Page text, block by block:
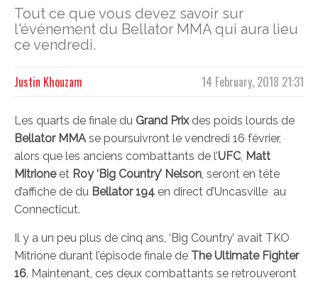
Tout ce que vous devez savoir sur
l'événement du Bellator MMA qui aura lieu
ce vendredi.
14 February, 2018 21:31
Justin Khouzam
Les quarts de finale du Grand Prixdes poids lourds de
Bellator MMA se poursuivront le vendredi 16 février,
alors que les anciens combattants de l’UFC Matt
Mitrioneet Roy ‘Big Country’ Nelson , seront en tête
d’affiche de du Bellator 194 en direct d’Uncasville au
Connecticut.
Il y a un peu plus de cinq ans, ‘Big Country’ avait TKO
Mitrione durant l’épisode finale de The Ultimate Fighter
16. Maintenant, ces deux combattants se retrouveront